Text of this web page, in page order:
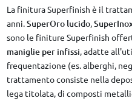
La finitura Superfinish è il
anni.SuperOro lucido,
sono le finiture Superfinish
maniglie per infissi, adatte
frequentazione (es. alberghi,
trattamento consiste nella
lega titolata, di composti